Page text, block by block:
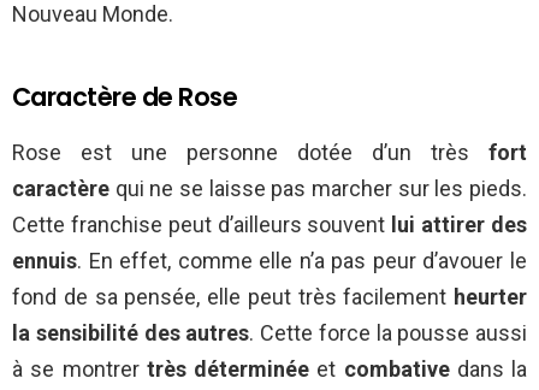
Nouveau Monde.
Caractère de Rose
Rose est une personne dotée d’un très fort
caractère qui ne se laisse pas marcher sur les pieds.
Cette franchise peut d’ailleurs souvent lui attirer des
ennuis. En effet, comme elle n’a pas peur d’avouer le
fond de sa pensée, elle peut très facilement heurter
la sensibilité des autres. Cette force la pousse aussi
à se montrer très déterminée et combativedans la